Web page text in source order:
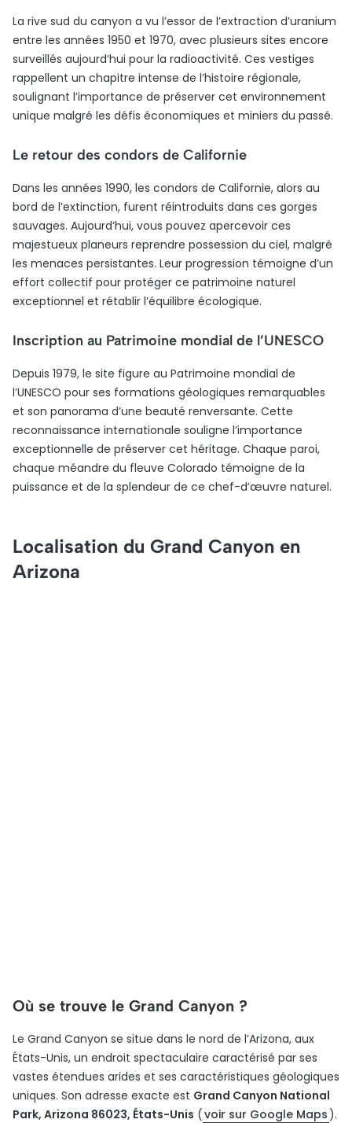
La rive sud du canyon a vu l’essor de l’extraction d’uranium
entre les années 1950 et 1970, avec plusieurs sites encore
surveillés aujourd’hui pour la radioactivité. Ces vestiges
rappellent un chapitre intense de l’histoire régionale,
soulignant l’importance de préserver cet environnement
unique malgré les défis économiques et miniers du passé.
Le retour des condors de Californie
Dans les années 1990, les condors de Californie, alors au
bord de l’extinction, furent réintroduits dans ces gorges
sauvages. Aujourd’hui, vous pouvez apercevoir ces
majestueux planeurs reprendre possession du ciel, malgré
les menaces persistantes. Leur progression témoigne d’un
effort collectif pour protéger ce patrimoine naturel
exceptionnel et rétablir l’équilibre écologique.
Inscription au Patrimoine mondial de l’UNESCO
Depuis 1979, le site figure au Patrimoine mondial de
l’UNESCO pour ses formations géologiques remarquables
et son panorama d’une beauté renversante. Cette
reconnaissance internationale souligne l’importance
exceptionnelle de préserver cet héritage. Chaque paroi,
chaque méandre du fleuve Colorado témoigne de la
puissance et de la splendeur de ce chef-d’œuvre naturel.
Localisation du Grand Canyon en
Arizona
Où se trouve le Grand Canyon ?
Le Grand Canyon se situe dans le nord de l’Arizona, aux
États-Unis, un endroit spectaculaire caractérisé par ses
vastes étendues arides et ses caractéristiques géologiques
uniques. Son adresse exacte est Grand Canyon National
Park, Arizona 86023, États-Unis (voir sur Google Maps ).